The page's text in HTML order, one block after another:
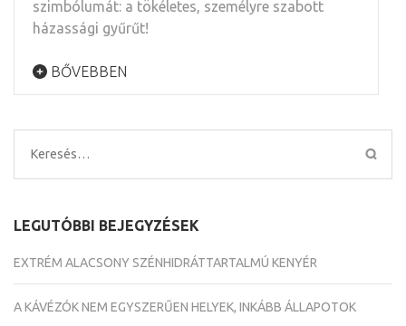
szimbólumát: a tökéletes, személyre szabott
házassági gyűrűt!
BŐVEBBEN
Keresés:
LEGUTÓBBI BEJEGYZÉSEK
EXTRÉM ALACSONY SZÉNHIDRÁTTARTALMÚ KENYÉR
A KÁVÉZÓK NEM EGYSZERŰEN HELYEK, INKÁBB ÁLLAPOTOK